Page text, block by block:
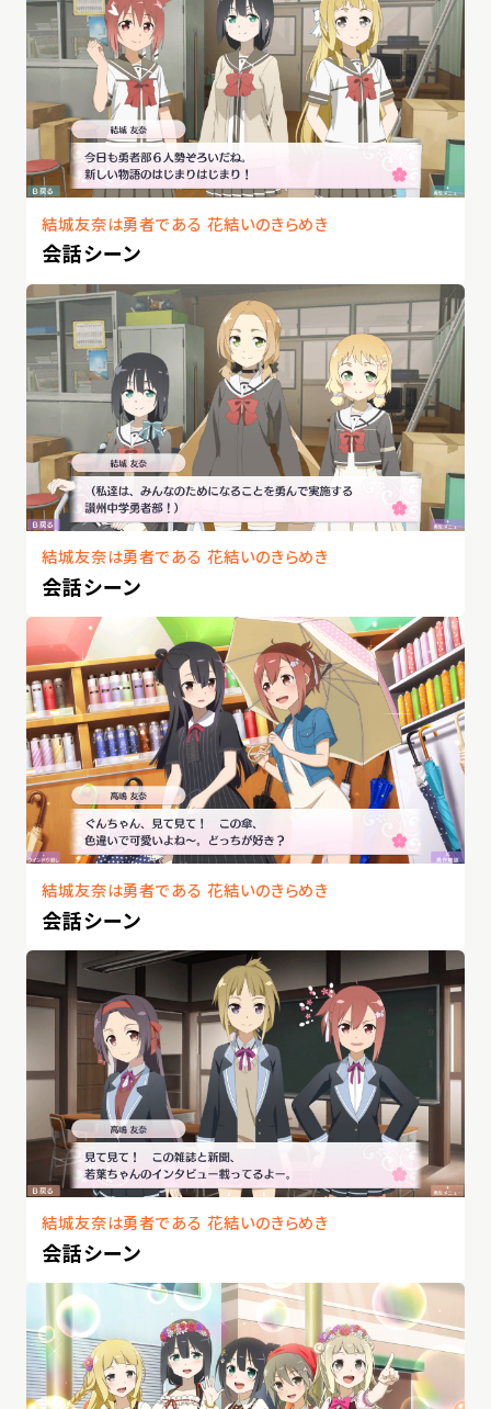
結城友奈は勇者である 花結いのきらめき
会話シーン
結城友奈は勇者である 花結いのきらめき
会話シーン
結城友奈は勇者である 花結いのきらめき
会話シーン
結城友奈は勇者である 花結いのきらめき
会話シーン